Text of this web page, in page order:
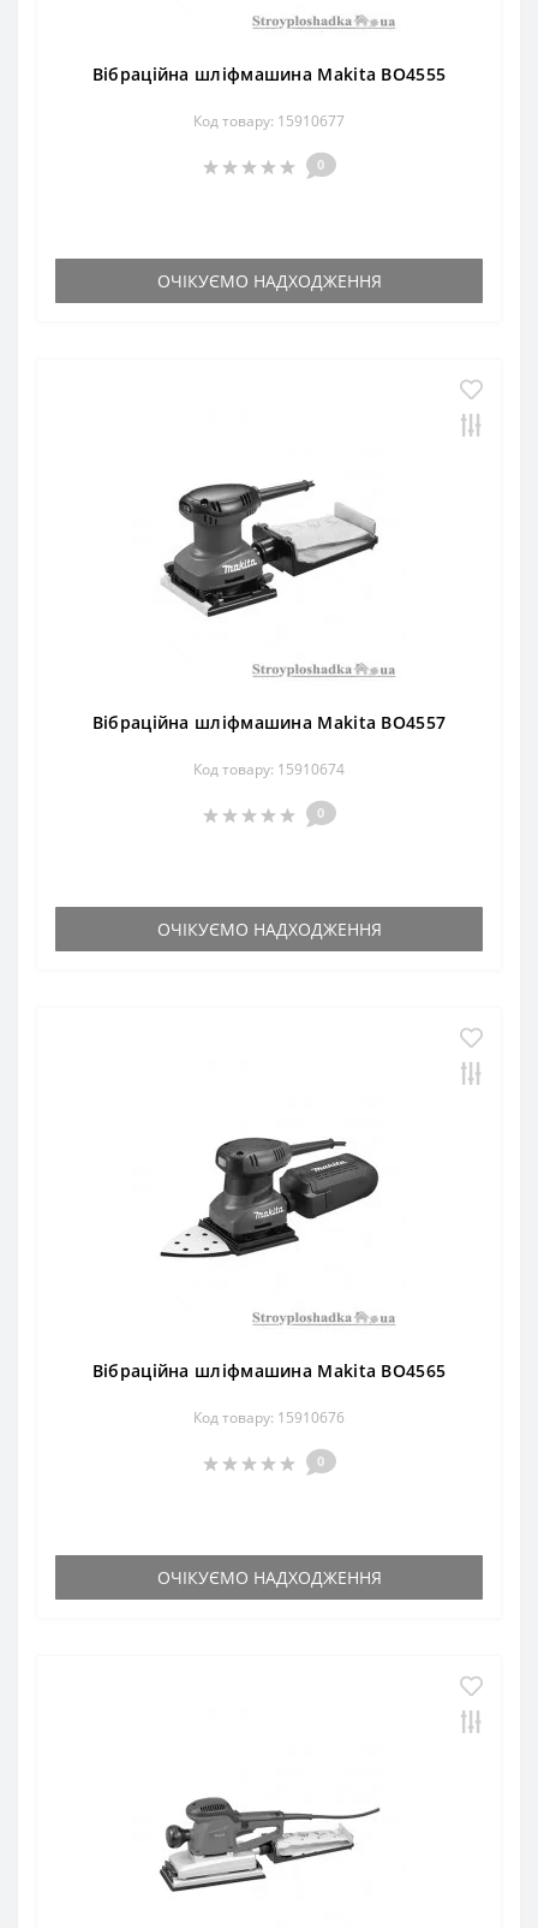
Вібраційна шліфмашина Makita BO4555
Код товару: 15910677
0
ОЧІКУЄМО НАДХОДЖЕННЯ
Вібраційна шліфмашина Makita BO4557
Код товару: 15910674
0
ОЧІКУЄМО НАДХОДЖЕННЯ
Вібраційна шліфмашина Makita BO4565
Код товару: 15910676
0
ОЧІКУЄМО НАДХОДЖЕННЯ